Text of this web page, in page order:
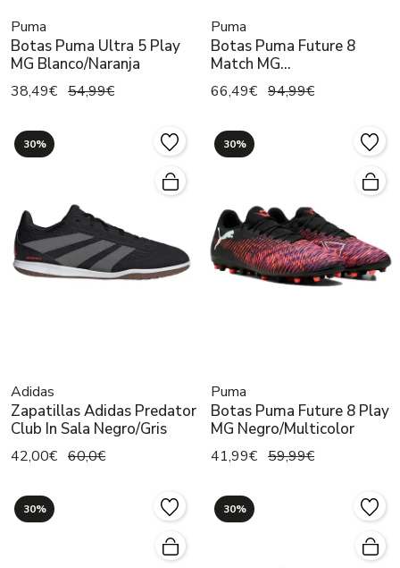
Puma
Botas Puma Ultra 5 Play
MG Blanco/Naranja
38,49€ 54,99€
Puma
Botas Puma Future 8
Match MG
Negro/Multicolor
66,49€ 94,99€
30%
Adidas
Zapatillas Adidas Predator
Club In Sala Negro/Gris
42,00€ 60,0€
30%
Puma
Botas Puma Future 8 Play
MG Negro/Multicolor
41,99€ 59,99€
30% 30%